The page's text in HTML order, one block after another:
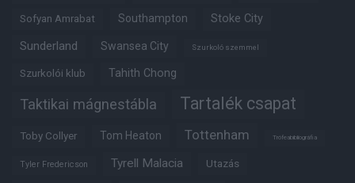
Sofyan Amrabat Southampton Stoke City
Sunderland Swansea City Szurkoló szemmel
Szurkolói klub Tahith Chong
Taktikai mágnestábla Tartalék csapat
Toby Collyer Tom Heaton Tottenham Trófeabibliográfia
Tyler Fredericson Tyrell Malacia Utazás